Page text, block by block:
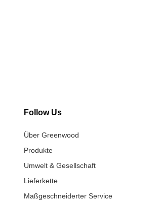
Follow Us
Über Greenwood
Produkte
Umwelt & Gesellschaft
Lieferkette
Maßgeschneiderter Service